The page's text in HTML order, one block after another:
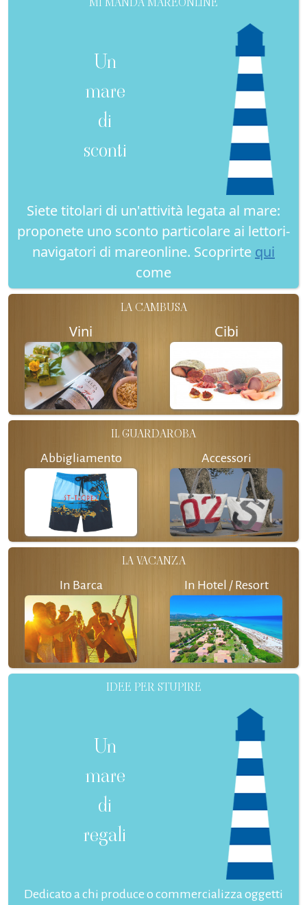
Un
mare
di
sconti
Siete titolari di un'attività legata al mare:
proponete uno sconto particolare ai lettori-
navigatori di mareonline. Scoprirte qui
come
LA CAMBUSA
Vini Cibi
IL GUARDAROBA
Abbigliamento Accessori
LA VACANZA
In Barca In Hotel / Resort
IDEE PER STUPIRE
Un
mare
di
regali
Dedicato a chi produce o commercializza oggetti